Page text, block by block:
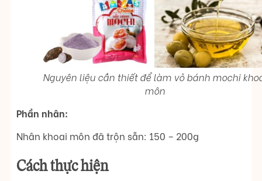
Nguyên liệu cần thiết để làm vỏ bánh mochi
môn
Phần nhân:
Nhân khoai môn đã trộn sẵn: 150 – 200g
Cách thực hiện